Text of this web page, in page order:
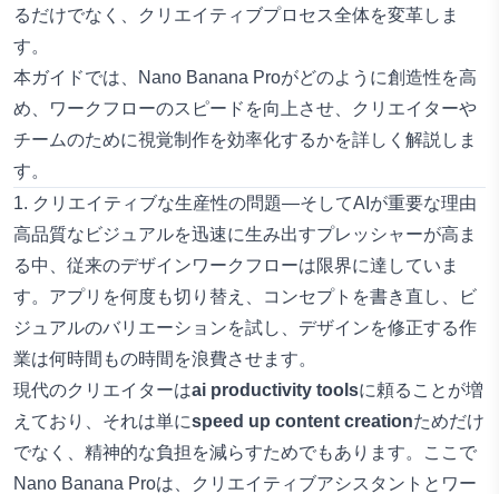
るだけでなく、クリエイティブプロセス全体を変革しま
す。
本ガイドでは、Nano Banana Proがどのように創造性を高
め、ワークフローのスピードを向上させ、クリエイターや
チームのために視覚制作を効率化するかを詳しく解説しま
す。
1. クリエイティブな生産性の問題―そしてAIが重要な理由
高品質なビジュアルを迅速に生み出すプレッシャーが高ま
る中、従来のデザインワークフローは限界に達していま
す。アプリを何度も切り替え、コンセプトを書き直し、ビ
ジュアルのバリエーションを試し、デザインを修正する作
業は何時間もの時間を浪費させます。
現代のクリエイターはai productivity toolsに頼ることが増
えており、それは単にspeed up content creationためだけ
でなく、精神的な負担を減らすためでもあります。ここで
Nano Banana Proは、クリエイティブアシスタントとワー